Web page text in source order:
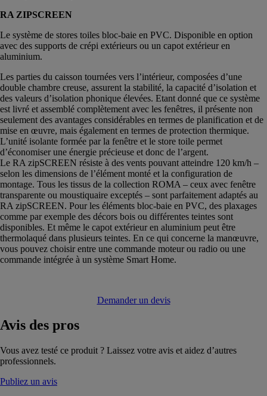
RA ZIPSCREEN
Le système de stores toiles bloc-baie en PVC. Disponible en option
avec des supports de crépi extérieurs ou un capot extérieur en
aluminium.
Les parties du caisson tournées vers l’intérieur, composées d’une
double chambre creuse, assurent la stabilité, la capacité d’isolation et
des valeurs d’isolation phonique élevées. Etant donné que ce système
est livré et assemblé complètement avec les fenêtres, il présente non
seulement des avantages considérables en termes de planification et de
mise en œuvre, mais également en termes de protection thermique.
L’unité isolante formée par la fenêtre et le store toile permet
d’économiser une énergie précieuse et donc de l’argent.
Le RA zipSCREEN résiste à des vents pouvant atteindre 120 km/h –
selon les dimensions de l’élément monté et la configuration de
montage. Tous les tissus de la collection ROMA – ceux avec fenêtre
transparente ou moustiquaire exceptés – sont parfaitement adaptés au
RA zipSCREEN. Pour les éléments bloc-baie en PVC, des plaxages
comme par exemple des décors bois ou différentes teintes sont
disponibles. Et même le capot extérieur en aluminium peut être
thermolaqué dans plusieurs teintes. En ce qui concerne la manœuvre,
vous pouvez choisir entre une commande moteur ou radio ou une
commande intégrée à un système Smart Home.
Demander un devis
Avis des pros
Vous avez testé ce produit ? Laissez votre avis et aidez d’autres
professionnels.
Publiez un avis